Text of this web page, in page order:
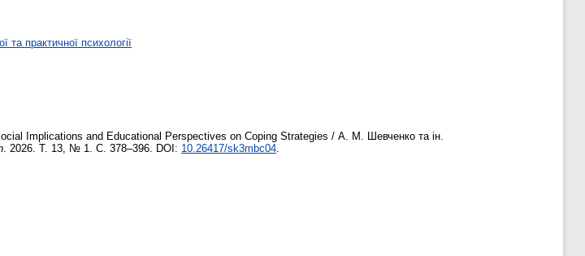
та практичної психології
Implications and Educational Perspectives on Coping Strategies / А. М. Шевченко та ін.
. 2026. Т. 13, № 1. С. 378–396. DOI: 10.26417/sk3mbc04